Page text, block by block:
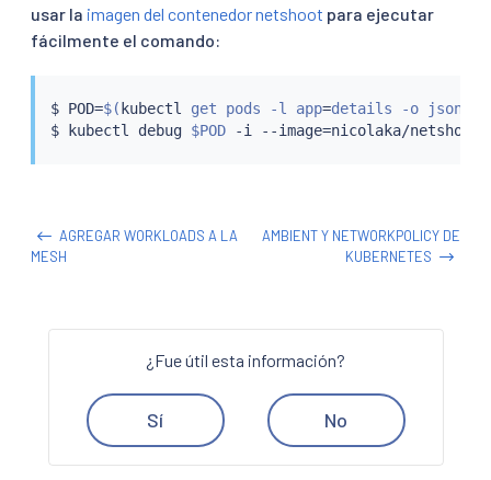
usar la imagen del contenedor netshoot para ejecutar
fácilmente el comando:
$ POD=$( kubectl get pods -l app=details -o
$
kubectl debug $POD -i --image=
AGREGAR WORKLOADS A LA
MESH
AMBIENT Y NETWORKPOLICY DE
KUBERNETES
¿Fue útil esta información?
Sí No